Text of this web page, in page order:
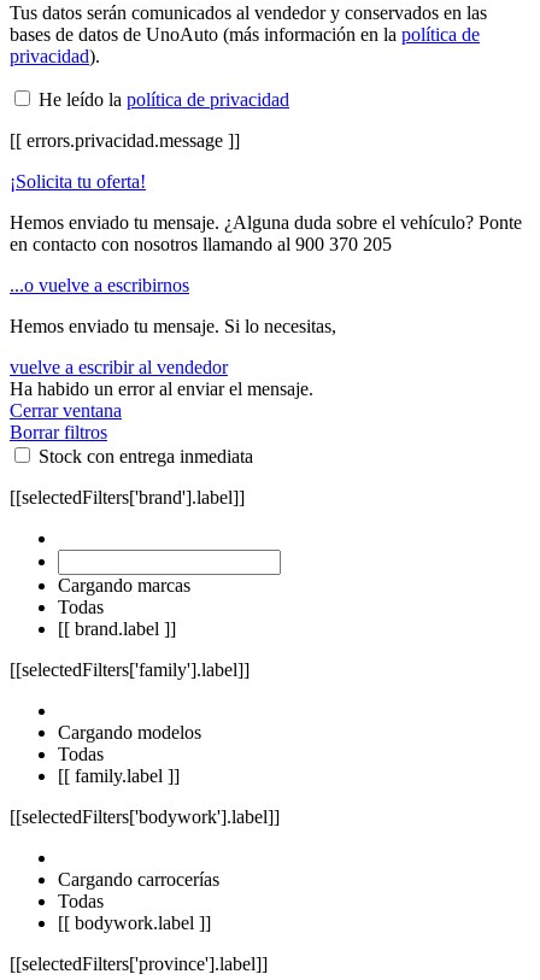
Tus datos serán comunicados al vendedor y conservados en las
bases de datos de UnoAuto (más información en la política de
privacidad).
He leído la política de privacidad
[[ errors.privacidad.message ]]
¡Solicita tu oferta!
Hemos enviado tu mensaje. ¿Alguna duda sobre el vehículo? Ponte
en contacto con nosotros llamando al 900 370 205
...o vuelve a escribirnos
Hemos enviado tu mensaje. Si lo necesitas,
vuelve a escribir al vendedor
Ha habido un error al enviar el mensaje.
Cerrar ventana
Borrar filtros
Stock con entrega inmediata
[[selectedFilters['brand'].label]]
Cargando marcas
Todas
[[ brand.label ]]
[[selectedFilters['family'].label]]
Cargando modelos
Todas
[[ family.label ]]
[[selectedFilters['bodywork'].label]]
Cargando carrocerías
Todas
[[ bodywork.label ]]
[[selectedFilters['province'].label]]